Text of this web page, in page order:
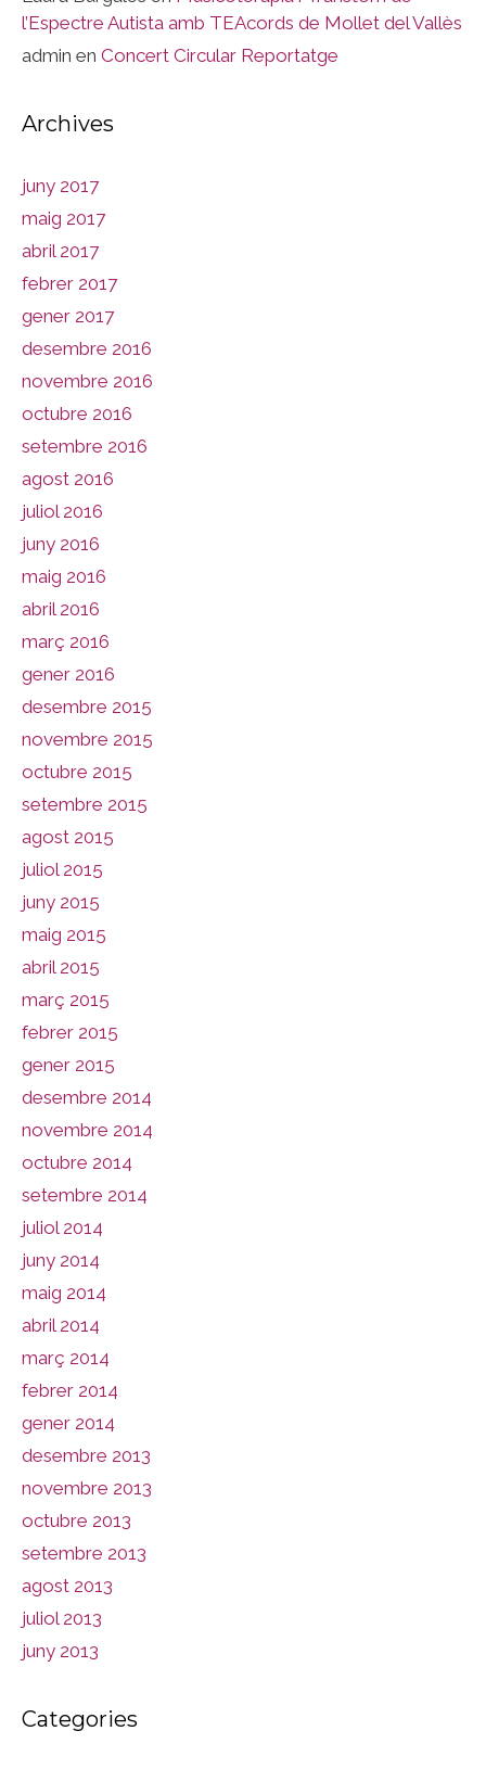
l’Espectre Autista amb TEAcords de Mollet del Vallès
admin en Concert Circular Reportatge
Archives
juny 2017
maig 2017
abril 2017
febrer 2017
gener 2017
desembre 2016
novembre 2016
octubre 2016
setembre 2016
agost 2016
juliol 2016
juny 2016
maig 2016
abril 2016
març 2016
gener 2016
desembre 2015
novembre 2015
octubre 2015
setembre 2015
agost 2015
juliol 2015
juny 2015
maig 2015
abril 2015
març 2015
febrer 2015
gener 2015
desembre 2014
novembre 2014
octubre 2014
setembre 2014
juliol 2014
juny 2014
maig 2014
abril 2014
març 2014
febrer 2014
gener 2014
desembre 2013
novembre 2013
octubre 2013
setembre 2013
agost 2013
juliol 2013
juny 2013
Categories